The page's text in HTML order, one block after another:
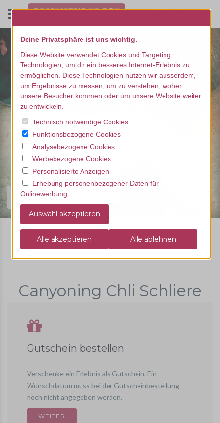
Finde dein Erlebnis...
Wasser
Chli Schliere
bestellen / buchen
Canyoning Chli Schliere
Gutschein bestellen
Verschenke ein Erlebnis als Gutschein. Ein
Wunschdatum muss bei der Gutscheinbestellung
noch nicht angegeben werden.
Deine Privatsphäre ist uns wichtig.
Diese Website verwendet Cookies und Targeting
Technologien, um dir ein besseres Internet-Erlebnis zu
ermöglichen. Diese Technologien nutzen wir ausserdem,
um Ergebnisse zu messen, um zu verstehen, woher
unsere Besucher kommen oder um unsere Website weiter
zu entwickeln.
Technisch notwendige Cookies
Funktionsbezogene Cookies
Analysebezogene Cookies
Werbebezogene Cookies
Personalisierte Anzeigen
Erhebung personenbezogener Daten für
Onlinewerbung